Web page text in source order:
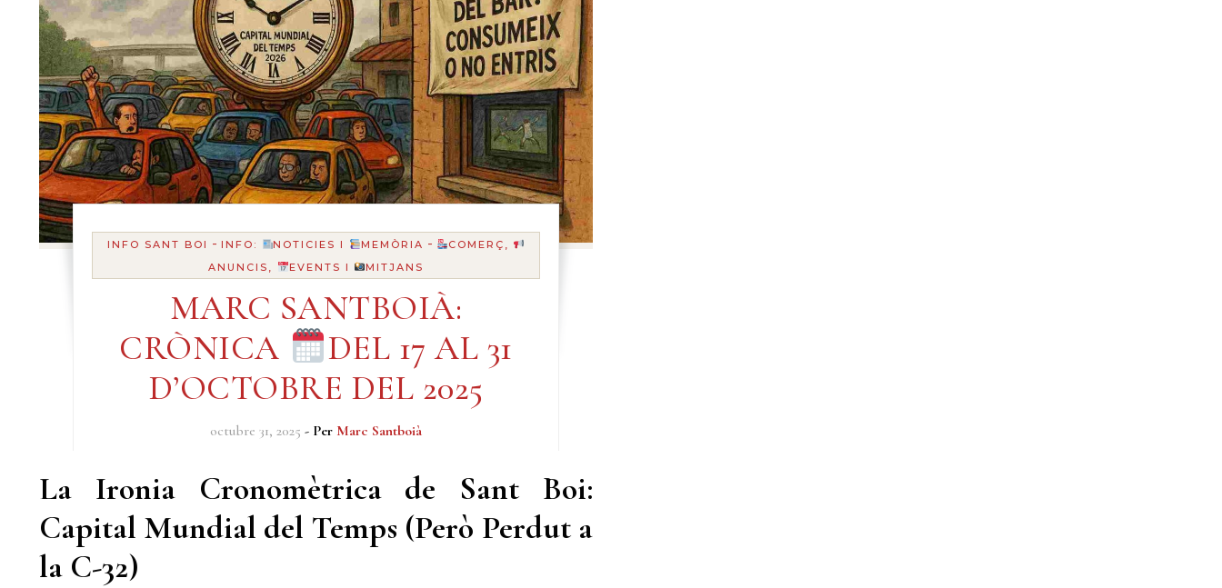
INFO SANT BOI - INFO: NOTICIES I MEMÒRIA -
COMERÇ,
ANUNCIS,
EVENTS I MITJANS
MARC SANTBOIÀ:
CRÒNICA
DEL 17 AL 31
D’OCTOBRE DEL 2025
octubre 31, 2025 - Per Marc Santboià
La Ironia Cronomètrica de Sant Boi:
Capital Mundial del Temps (Però Perdut a
la C-32)